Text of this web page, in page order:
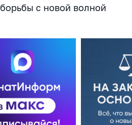
с новой волной